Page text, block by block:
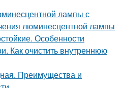
лампы с
люминесцентной лампы
Особенности
Как очистить внутреннюю
Преимущества и